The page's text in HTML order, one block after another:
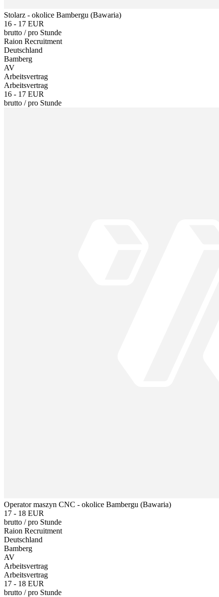
Stolarz - okolice Bambergu (Bawaria)
16 - 17 EUR
brutto /pro Stunde
Raion Recruitment
Deutschland
Bamberg
AV
Arbeitsvertrag
Arbeitsvertrag
16 - 17 EUR
brutto /pro Stunde
Operator maszyn CNC - okolice Bambergu (Bawaria)
17 - 18 EUR
brutto /pro Stunde
Raion Recruitment
Deutschland
Bamberg
AV
Arbeitsvertrag
Arbeitsvertrag
17 - 18 EUR
brutto /pro Stunde